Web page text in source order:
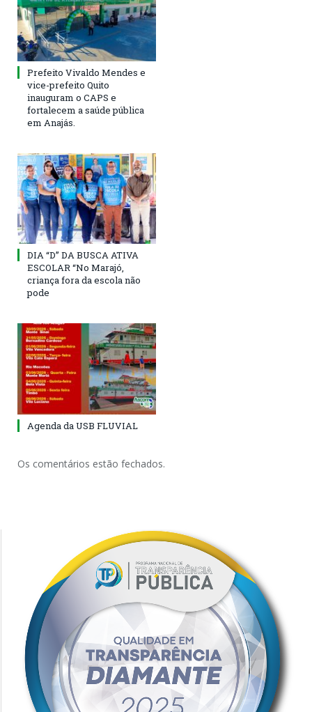
Prefeito Vivaldo Mendes e
vice-prefeito Quito
inauguram o CAPS e
fortalecem a saúde pública
em Anajás.
DIA “D” DA BUSCA ATIVA
ESCOLAR “No Marajó,
criança fora da escola não
pode
Agenda da USB FLUVIAL
Os comentários estão fechados.